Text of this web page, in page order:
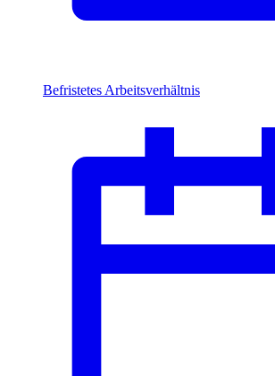
Befristetes Arbeitsverhältnis